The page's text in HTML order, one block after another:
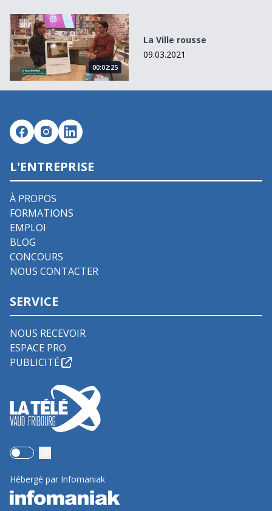
La Ville rousse
00:02:25
La Ville rousse
09.03.2021
L'ENTREPRISE
À PROPOS
FORMATIONS
EMPLOI
BLOG
CONCOURS
NOUS CONTACTER
SERVICE
NOUS RECEVOIR
ESPACE PRO
PUBLICITÉ
Use setting
Hébergé par Infomaniak